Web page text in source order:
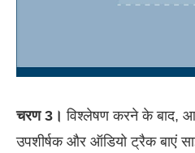
चरण 3।विश्लेषण करने के बाद,
उपशीर्षक और ऑडियो ट्रैक बाएं